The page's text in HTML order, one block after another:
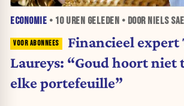
ECONOMIE • 10 UREN GELEDEN • DOOR NIELS
Financieel expert
Laureys: “Goud hoort niet
elke portefeuille”